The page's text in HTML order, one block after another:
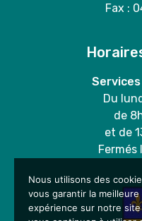
Fax :
Du
de
et de
Fermés
Nous utilisons des
vous garantir la meilleure
expérience sur notre